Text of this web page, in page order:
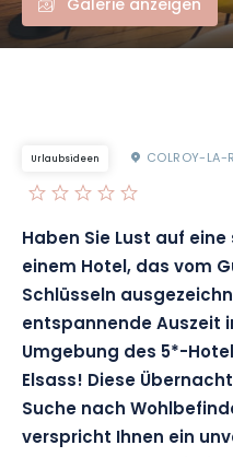
Galerie anzeigen
Urlaubsideen COLROY-LA-
Haben Sie Lust auf
einem Hotel, das vom
Schlüsseln
entspannende Auszeit
Umgebung des 5*-
Elsass! Diese
Suche nach
verspricht Ihnen ein